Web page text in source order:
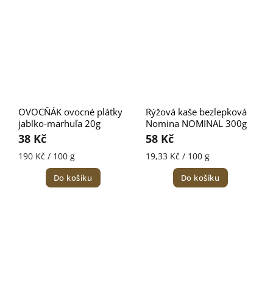
OVOCŇÁK ovocné plátky
jablko-marhuľa 20g
38 Kč
190 Kč / 100 g
Do košíku
Rýžová kaše bezlepková
Nomina NOMINAL 300g
58 Kč
19,33 Kč / 100 g
Do košíku